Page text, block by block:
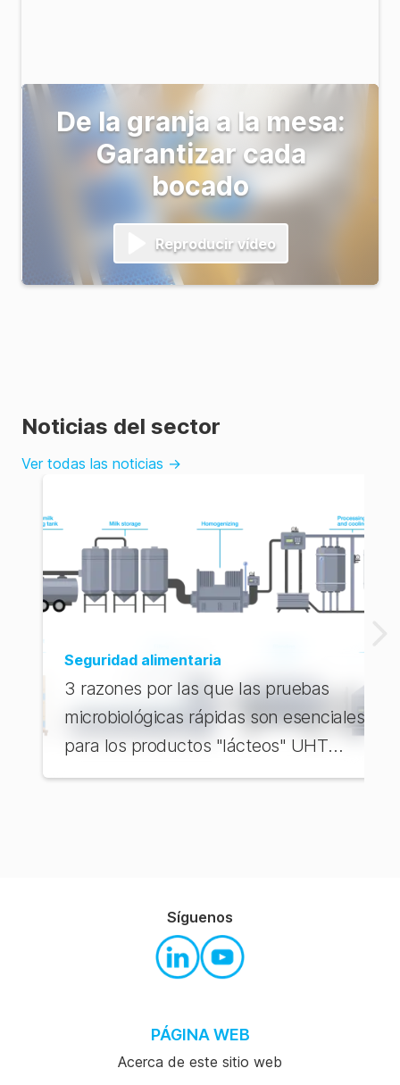
De la granja a la mesa:
Garantizar cada
bocado
Reproducir vídeo
Noticias del sector
Ver todas las noticias →
Seguridad alimentaria
3 razones por las que las pruebas
microbiológicas rápidas son esenciales
para los productos "lácteos" UHT
frente a los ESL
PÁGINA WEB
Acerca de este sitio web
Síguenos